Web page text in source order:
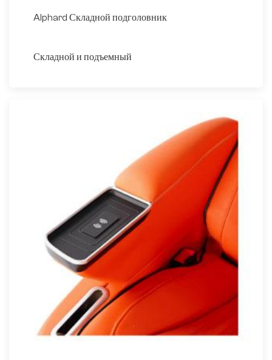
Alphard Складной подголовник
Складной и подъемный